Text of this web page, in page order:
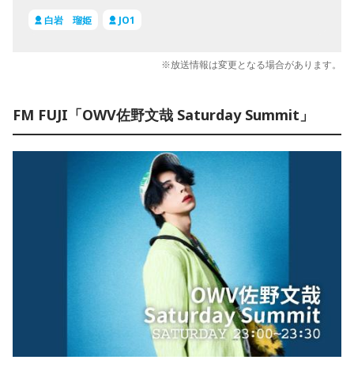
白岩 瑠姫 JO1
※放送情報は変更となる場合があります。
FM FUJI「OWV佐野文哉 Saturday Summit」